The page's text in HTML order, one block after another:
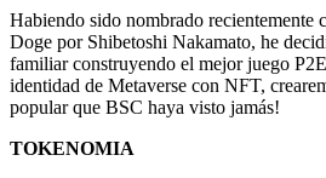
Habiendo sido nombrado recientemente
Doge por Shibetoshi Nakamato, he
familiar construyendo el mejor juego
identidad de Metaverse con NFT,
popular que BSC haya visto jamás!
TOKENOMIA